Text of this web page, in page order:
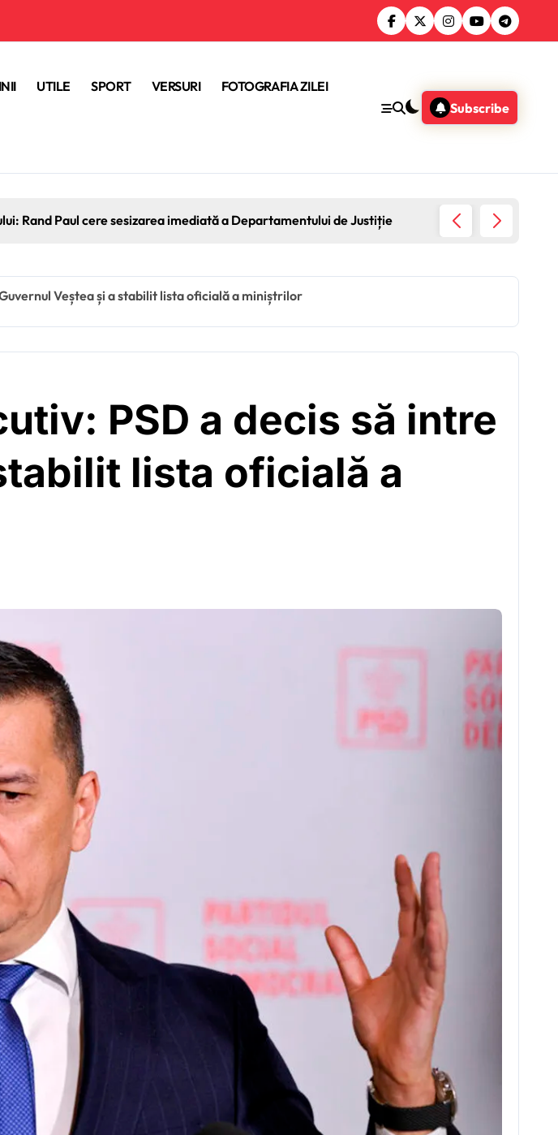
UTILE SPORT VERSURI FOTOGRAFIA ZILEI
Subscribe
Rand Paul cere sesizarea imediată a Departamentului de Justiție
Veștea și a stabilit lista oficială a miniștrilor
PSD a decis să intre
lista oficială a